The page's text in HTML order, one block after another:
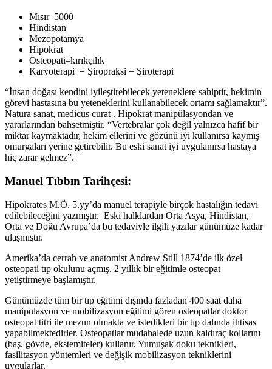
Mısır 5000
Hindistan
Mezopotamya
Hipokrat
Osteopati–kırıkçılık
Karyoterapi = Şiropraksi = Şiroterapi
“İnsan doğası kendini iyileştirebilecek yeteneklere sahiptir, hekimin
görevi hastasına bu yeteneklerini kullanabilecek ortamı sağlamaktır”.
Natura sanat, medicus curat . Hipokrat manipülasyondan ve
yararlarından bahsetmiştir. “Vertebralar çok değil yalnızca hafif bir
miktar kaymaktadır, hekim ellerini ve gözünü iyi kullanırsa kaymış
omurgaları yerine getirebilir. Bu eski sanat iyi uygulanırsa hastaya
hiç zarar gelmez”.
Manuel Tıbbın Tarihçesi:
Hipokrates M.Ö. 5.yy’da manuel terapiyle birçok hastalığın tedavi
edilebileceğini yazmıştır. Eski halklardan Orta Asya, Hindistan,
Orta ve Doğu Avrupa’da bu tedaviyle ilgili yazılar günümüze kadar
ulaşmıştır.
Amerika’da cerrah ve anatomist Andrew Still 1874’de ilk özel
osteopati tıp okulunu açmış, 2 yıllık bir eğitimle osteopat
yetiştirmeye başlamıştır.
Günümüzde tüm bir tıp eğitimi dışında fazladan 400 saat daha
manipulasyon ve mobilizasyon eğitimi gören osteopatlar doktor
osteopat titri ile mezun olmakta ve istedikleri bir tıp dalında ihtisas
yapabilmektedirler. Osteopatlar müdahalede uzun kaldıraç kollarını
(baş, gövde, ekstemiteler) kullanır. Yumuşak doku teknikleri,
fasilitasyon yöntemleri ve değişik mobilizasyon tekniklerini
uygularlar.